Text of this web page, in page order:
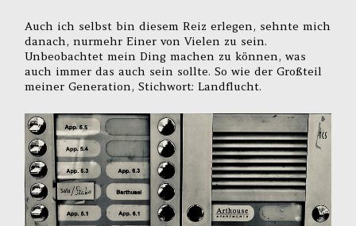
Auch ich selbst bin diesem Reiz erlegen, sehnte mich
danach, nurmehr Einer von Vielen zu sein.
Unbeobachtet mein Ding machen zu können, was
auch immer das auch sein sollte. So wie der Großteil
meiner Generation, Stichwort: Landflucht.